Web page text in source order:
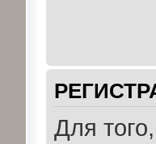
Для